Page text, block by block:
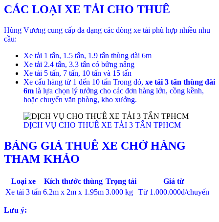
CÁC LOẠI XE TẢI CHO THUÊ
Hùng Vương cung cấp đa dạng các dòng xe tải phù hợp nhiều nhu
cầu:
Xe tải 1 tấn, 1.5 tấn, 1.9 tấn thùng dài 6m
Xe tải 2.4 tấn, 3.3 tấn có bửng nâng
Xe tải 5 tấn, 7 tấn, 10 tấn và 15 tấn
Xe cẩu hàng từ 1 đến 10 tấn Trong đó, xe tải 3 tấn thùng dài
6m là lựa chọn lý tưởng cho các đơn hàng lớn, cồng kềnh,
hoặc chuyển văn phòng, kho xưởng.
DỊCH VỤ CHO THUÊ XE TẢI 3 TẤN TPHCM
BẢNG GIÁ THUÊ XE CHỞ HÀNG
THAM KHẢO
Loại xe Kích thước thùng Trọng tải
Giá từ
Xe tải 3 tấn 6.2m x 2m x 1.95m 3.000 kg Từ 1.000.000đ/chuyến
Lưu ý: